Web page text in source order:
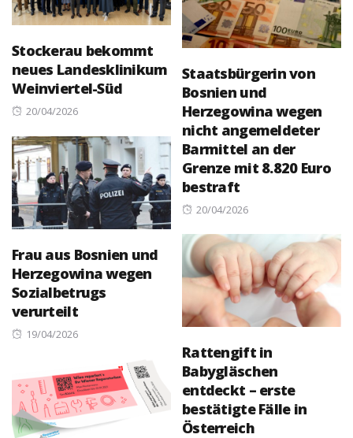
Stockerau bekommt
neues Landesklinikum
Weinviertel-Süd
Posted
20/04/2026
Staatsbürgerin von
Bosnien und
Herzegowina wegen
nicht angemeldeter
Barmittel an der
Grenze mit 8.820 Euro
bestraft
Posted
20/04/2026
Frau aus Bosnien und
Herzegowina wegen
Sozialbetrugs
verurteilt
Posted
19/04/2026
Rattengift in
Babygläschen
entdeckt – erste
bestätigte Fälle in
Österreich